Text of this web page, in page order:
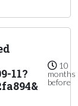
11?
10
months
before